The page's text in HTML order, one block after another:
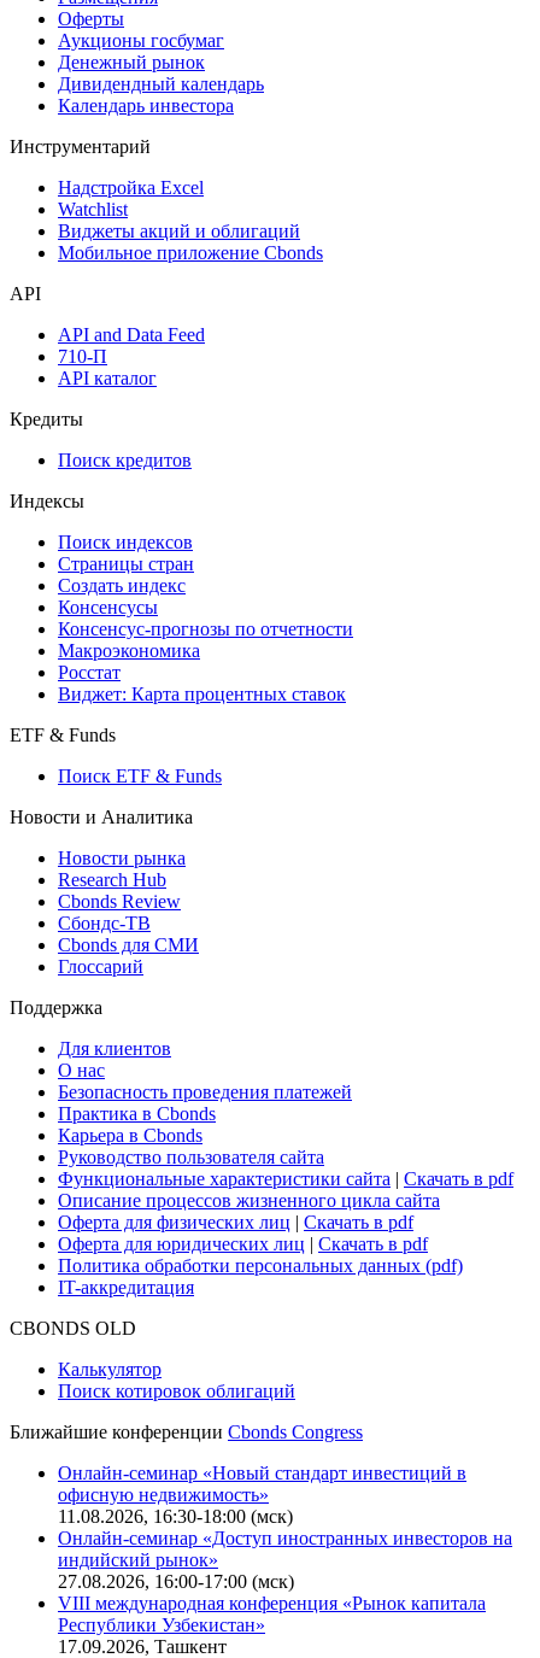
Оферты
Аукционы госбумаг
Денежный рынок
Дивидендный календарь
Календарь инвестора
Инструментарий
Надстройка Excel
Watchlist
Виджеты акций и облигаций
Мобильное приложение Cbonds
API
API and Data Feed
710-П
API каталог
Кредиты
Поиск кредитов
Индексы
Поиск индексов
Страницы стран
Создать индекс
Консенсусы
Консенсус-прогнозы по отчетности
Макроэкономика
Росстат
Виджет: Карта процентных ставок
ETF & Funds
Поиск ETF & Funds
Новости и Аналитика
Новости рынка
Research Hub
Cbonds Review
Сбондс-ТВ
Cbonds для СМИ
Глоссарий
Поддержка
Для клиентов
О нас
Безопасность проведения платежей
Практика в Cbonds
Карьера в Cbonds
Руководство пользователя сайта
Функциональные характеристики сайта | Скачать в pdf
Описание процессов жизненного цикла сайта
Оферта для физических лиц | Скачать в pdf
Оферта для юридических лиц | Скачать в pdf
Политика обработки персональных данных (pdf)
IT-аккредитация
CBONDS OLD
Калькулятор
Поиск котировок облигаций
Ближайшие конференции Cbonds Congress
Онлайн-семинар «Новый стандарт инвестиций в
офисную недвижимость»
11.08.2026, 16:30-18:00 (мск)
Онлайн-семинар «Доступ иностранных инвесторов на
индийский рынок»
27.08.2026, 16:00-17:00 (мск)
VIII международная конференция «Рынок капитала
Республики Узбекистан»
17.09.2026, Ташкент